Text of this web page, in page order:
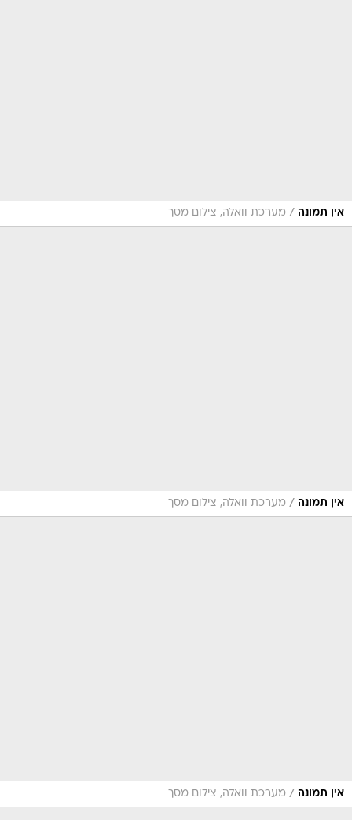
אין תמונה / מערכת וואלה, צילום מסך
אין תמונה / מערכת וואלה, צילום מסך
אין תמונה / מערכת וואלה, צילום מסך